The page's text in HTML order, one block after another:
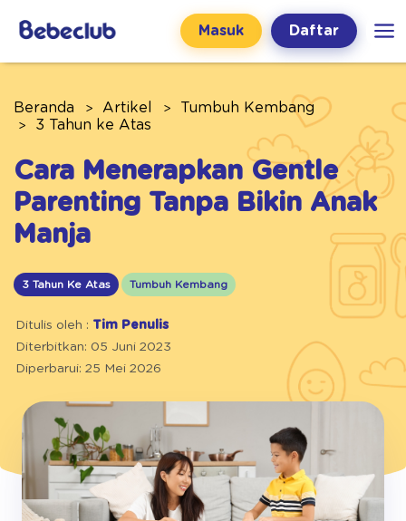
Masuk Daftar
Beranda Artikel
Tumbuh Kembang
3 Tahun ke Atas
Cara Menerapkan Gentle
Parenting Tanpa Bikin Anak
Manja
3 Tahun Ke Atas Tumbuh Kembang
Ditulis oleh : Tim Penulis
Diterbitkan: 05 Juni 2023
Diperbarui: 25 Mei 2026